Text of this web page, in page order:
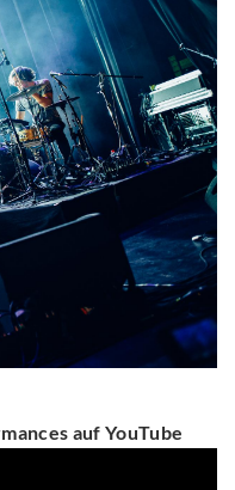
auf YouTube